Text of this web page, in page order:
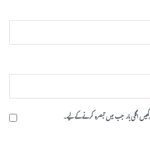
اگلی بار جب میں تبصرہ کرنے کےلیے۔